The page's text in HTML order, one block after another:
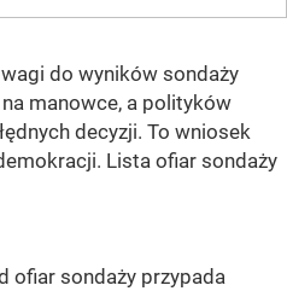
do wyników sondaży
manowce, a polityków
decyzji. To wniosek
Lista ofiar sondaży
ofiar sondaży przypada